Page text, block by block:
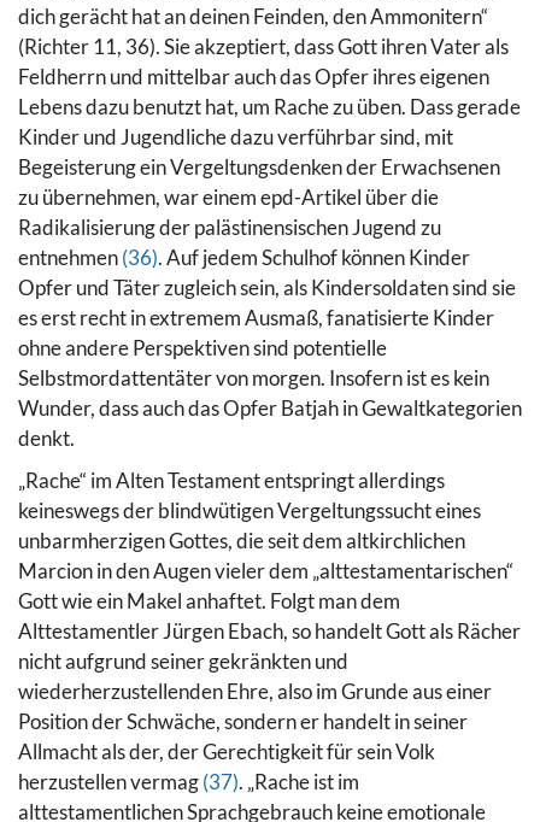
dich gerächt hat an deinen Feinden, den Ammonitern“
(Richter 11, 36). Sie akzeptiert, dass Gott ihren Vater als
Feldherrn und mittelbar auch das Opfer ihres eigenen
Lebens dazu benutzt hat, um Rache zu üben. Dass gerade
Kinder und Jugendliche dazu verführbar sind, mit
Begeisterung ein Vergeltungsdenken der Erwachsenen
zu übernehmen, war einem epd-Artikel über die
Radikalisierung der palästinensischen Jugend zu
entnehmen(36). Auf jedem Schulhof können Kinder
Opfer und Täter zugleich sein, als Kindersoldaten sind sie
es erst recht in extremem Ausmaß, fanatisierte Kinder
ohne andere Perspektiven sind potentielle
Selbstmordattentäter von morgen. Insofern ist es kein
Wunder, dass auch das Opfer Batjah in Gewaltkategorien
denkt.
„Rache“ im Alten Testament entspringt allerdings
keineswegs der blindwütigen Vergeltungssucht eines
unbarmherzigen Gottes, die seit dem altkirchlichen
Marcion in den Augen vieler dem „alttestamentarischen“
Gott wie ein Makel anhaftet. Folgt man dem
Alttestamentler Jürgen Ebach, so handelt Gott als Rächer
nicht aufgrund seiner gekränkten und
wiederherzustellenden Ehre, also im Grunde aus einer
Position der Schwäche, sondern er handelt in seiner
Allmacht als der, der Gerechtigkeit für sein Volk
herzustellen vermag(37). „Rache ist im
alttestamentlichen Sprachgebrauch keine emotionale